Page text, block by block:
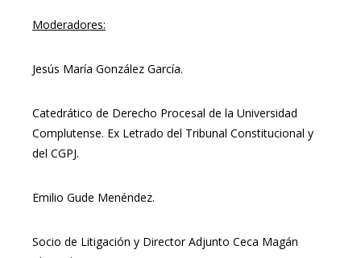
Moderadores:
Jesús María González García.
Catedrático de Derecho Procesal de la Universidad
Complutense. Ex Letrado del Tribunal Constitucional y
del CGPJ.
Emilio Gude Menéndez.
Socio de Litigación y Director Adjunto Ceca Magán